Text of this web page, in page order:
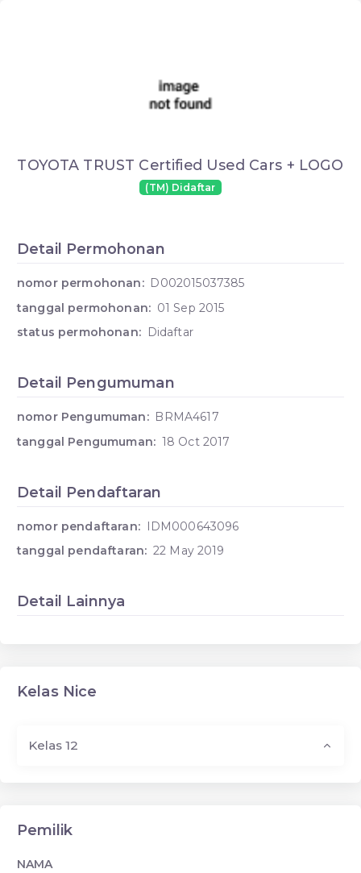
TOYOTA TRUST Certified Used Cars + LOGO
(TM) Didaftar
Detail Permohonan
nomor permohonan: D002015037385
tanggal permohonan: 01 Sep 2015
status permohonan: Didaftar
Detail Pengumuman
nomor Pengumuman: BRMA4617
tanggal Pengumuman: 18 Oct 2017
Detail Pendaftaran
nomor pendaftaran: IDM000643096
tanggal pendaftaran: 22 May 2019
Detail Lainnya
Kelas Nice
Kelas 12
Pemilik
NAMA